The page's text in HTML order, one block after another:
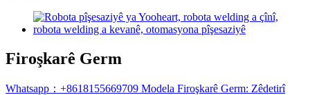
Firoşkarê Germ
Whatsapp：+8618155669709 Modela Firoşkarê Germ: Zêdetirî